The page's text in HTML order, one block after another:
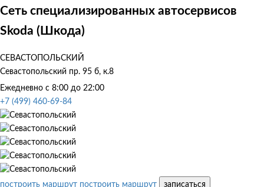
Сеть специализированных автосервисов
Skoda (Шкода)
СЕВАСТОПОЛЬСКИЙ
Севастопольский пр. 95 б, к.8
Ежедневно с 8:00 до 22:00
+7 (499) 460-69-84
построить маршрут построить маршрут
записаться